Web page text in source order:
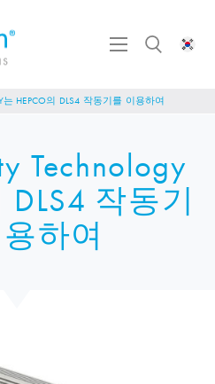
는 HEPCO의 DLS4 작동기를 이용하여
Technology
작동기
하여